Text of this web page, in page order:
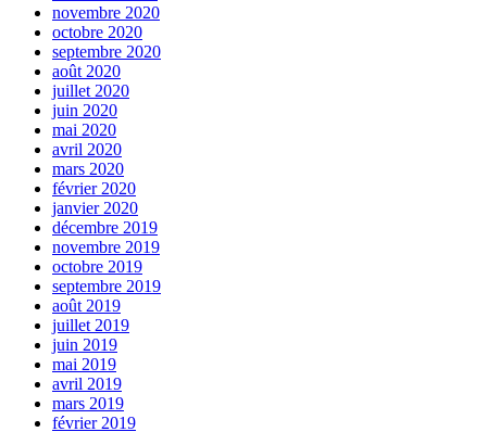
novembre 2020
octobre 2020
septembre 2020
août 2020
juillet 2020
juin 2020
mai 2020
avril 2020
mars 2020
février 2020
janvier 2020
décembre 2019
novembre 2019
octobre 2019
septembre 2019
août 2019
juillet 2019
juin 2019
mai 2019
avril 2019
mars 2019
février 2019